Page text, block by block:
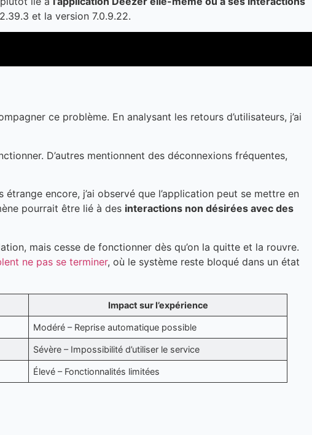
et la version 7.0.9.22.
ce problème. En analysant les retours d’utilisateurs, j’ai
D’autres mentionnent des déconnexions fréquentes,
encore, j’ai observé que l’application peut se mettre en
pourrait être lié à des interactions non désirées avec des
mais cesse de fonctionner dès qu’on la quitte et la rouvre.
ne pas se terminer, où le système reste bloqué dans un état
Impact sur l’expérience
Modéré – Reprise automatique possible
Sévère – Impossibilité d’utiliser le service
Élevé – Fonctionnalités limitées